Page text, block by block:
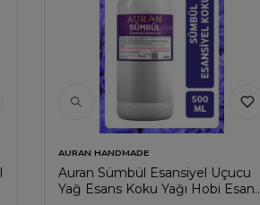
AURAN HANDMADE
Auran Sümbül Esansiyel Uçucu
Yağ Esans Koku Yağı Hobi Esans